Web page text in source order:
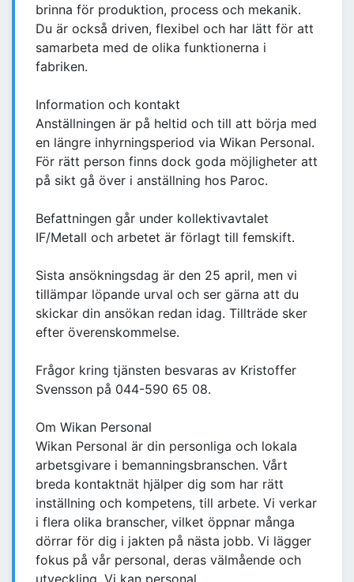
brinna för produktion, process och mekanik.
Du är också driven, flexibel och har lätt för att
samarbeta med de olika funktionerna i
fabriken.
Information och kontakt
Anställningen är på heltid och till att börja med
en längre inhyrningsperiod via Wikan Personal.
För rätt person finns dock goda möjligheter att
på sikt gå över i anställning hos Paroc.
Befattningen går under kollektivavtalet
IF/Metall och arbetet är förlagt till femskift.
Sista ansökningsdag är den 25 april, men vi
tillämpar löpande urval och ser gärna att du
skickar din ansökan redan idag. Tillträde sker
efter överenskommelse.
Frågor kring tjänsten besvaras av Kristoffer
Svensson på 044-590 65 08.
Om Wikan Personal
Wikan Personal är din personliga och lokala
arbetsgivare i bemanningsbranschen. Vårt
breda kontaktnät hjälper dig som har rätt
inställning och kompetens, till arbete. Vi verkar
i flera olika branscher, vilket öppnar många
dörrar för dig i jakten på nästa jobb. Vi lägger
fokus på vår personal, deras välmående och